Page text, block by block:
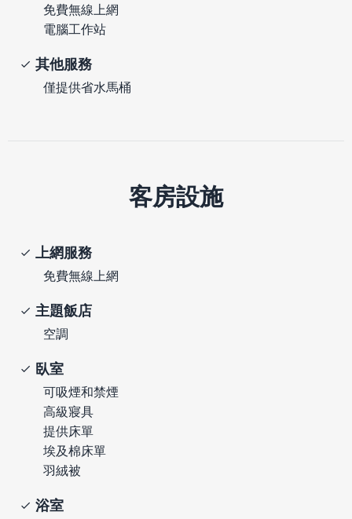
免費無線上網
電腦工作站
其他服務
僅提供省水馬桶
客房設施
上網服務
免費無線上網
主題飯店
空調
臥室
可吸煙和禁煙
高級寢具
提供床單
埃及棉床單
羽絨被
浴室